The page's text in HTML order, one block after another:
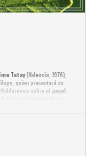
Tatay(Valencia, 1976),
quien presentará su
. Hablaremos sobre el papel
Centro Pignatelli, y